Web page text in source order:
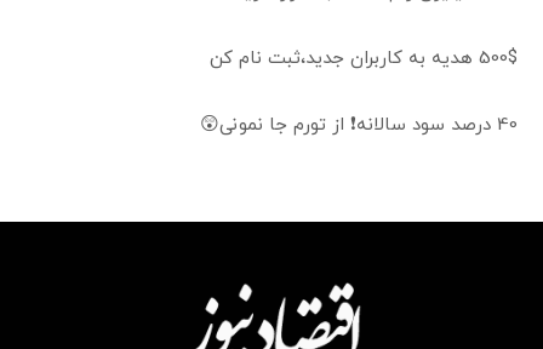
500$ هدیه به کاربران جدید،ثبت نام کن
40 درصد سود سالانه❗ از تورم جا نمونی😲